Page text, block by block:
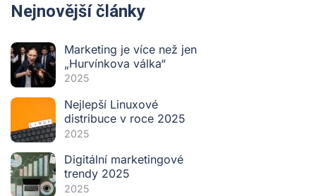
Nejnovější články
Marketing je více než jen
„Hurvínkova válka“
2025
Nejlepší Linuxové
distribuce v roce 2025
2025
Digitální marketingové
trendy 2025
2025